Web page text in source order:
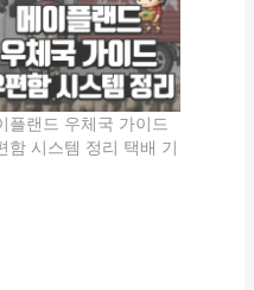
플랜드 우체국 가이드
함 시스템 정리 택배 기